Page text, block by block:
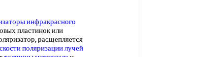
инфракрасного
пластинок или
расщепляется
поляризации лучей